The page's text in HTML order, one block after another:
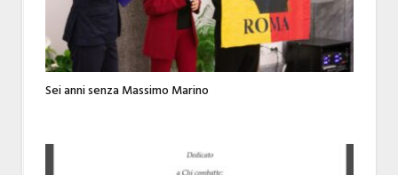
Sei anni senza Massimo Marino